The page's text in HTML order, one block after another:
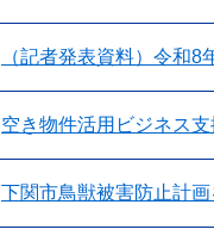
（記者発表資料）令和
空き物件活用ビジネス
下関市鳥獣被害防止計